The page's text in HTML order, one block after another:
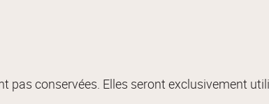
pas conservées. Elles seront exclusivement